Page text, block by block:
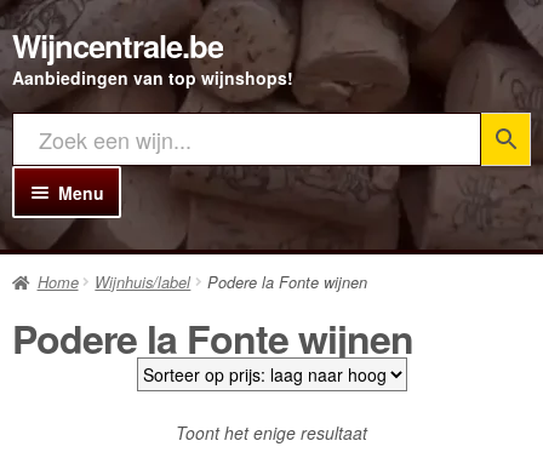
Ga
door
naar
navigatie
Ga
direct
naar
inhoud
Wijncentrale.be
Aanbiedingen van top wijnshops!
Menu
Home
Alle Wijnen
Rode wijn
Witte wijn
Rosé wijn
Home Wijnhuis/label Podere la Fonte wijnen
Podere la Fonte wijnen
Toont het enige resultaat